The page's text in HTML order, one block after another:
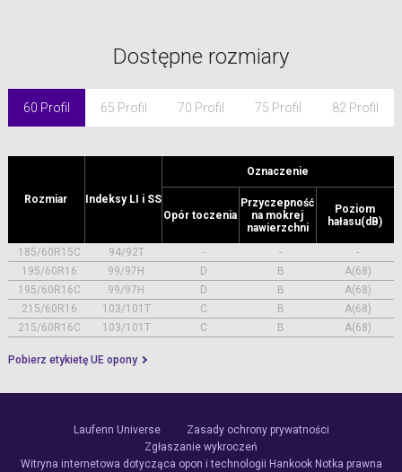
Dostępne rozmiary
60 Profil 65 Profil 70 Profil 75 Profil 82 Profil
Rozmiar Indeksy LI i SS
Oznaczenie
Opór toczenia
Przyczepność
na mokrej
nawierzchni
Poziom
hałasu(dB)
185/60R15C 94/92T - -
-
195/60R16
99/97H D B
A(68)
195/60R16C
99/97H D B
A(68)
215/60R16
103/101T C B
A(68)
215/60R16C
103/101T C B A(68)
Pobierz etykietę UE opony
Laufenn Universe
Zasady ochrony prywatności
Zgłaszanie wykroczeń
Witryna internetowa dotycząca opon i technologii Hankook Notka prawna